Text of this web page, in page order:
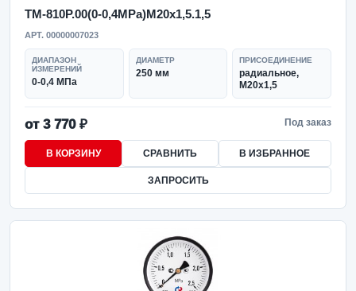
ТМ-810Р.00(0-0,4MPa)M20x1,5.1,5
АРТ. 00000007023
ДИАПАЗОН
ИЗМЕРЕНИЙ
0-0,4 МПа
ДИАМЕТР
250 мм
ПРИСОЕДИНЕНИЕ
радиальное,
M20x1,5
от 3 770 ₽ Под заказ
В КОРЗИНУ СРАВНИТЬ В ИЗБРАННОЕ
ЗАПРОСИТЬ